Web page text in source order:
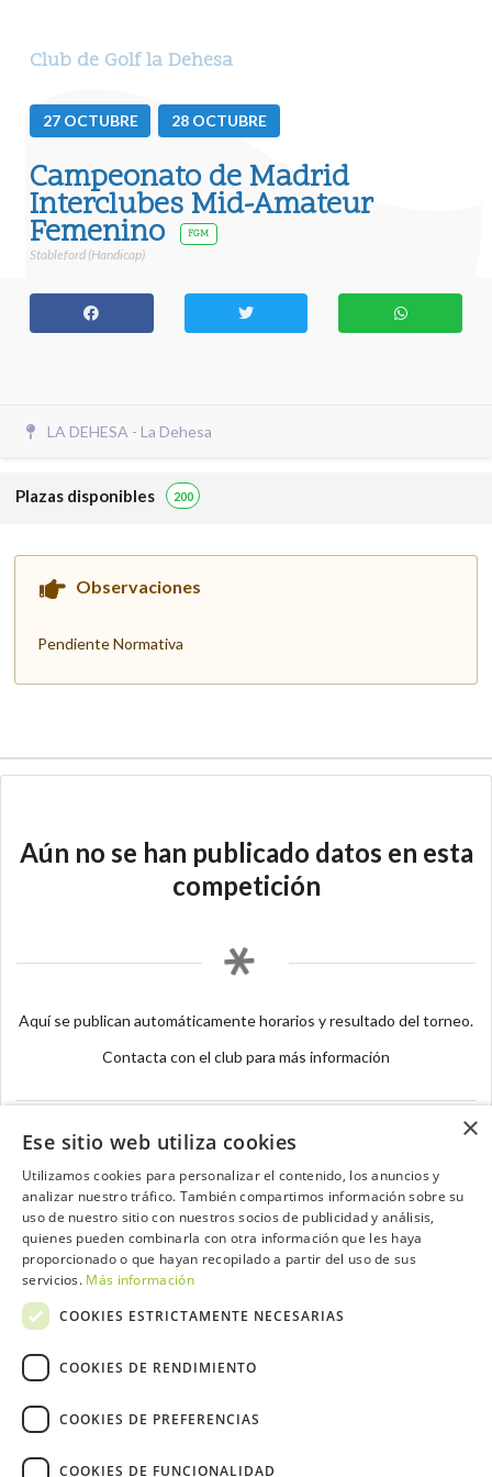
Club de Golf la Dehesa
27 OCTUBRE 28 OCTUBRE
Campeonato de Madrid
Interclubes Mid-Amateur
Femenino FGM
Stableford (Handicap)
LA DEHESA - La Dehesa
Plazas disponibles 200
Observaciones
Pendiente Normativa
Aún no se han publicado datos en esta
competición
Aquí se publican automáticamente horarios y resultado del torneo.
Contacta con el club para más información
Contacta con el equipo de NextCaddy
Opina Contacta
×
Ese sitio web utiliza cookies
Utilizamos cookies para personalizar el contenido, los anuncios y
analizar nuestro tráfico. También compartimos información sobre su
uso de nuestro sitio con nuestros socios de publicidad y análisis,
quienes pueden combinarla con otra información que les haya
proporcionado o que hayan recopilado a partir del uso de sus
servicios. Más información
COOKIES ESTRICTAMENTE NECESARIAS
COOKIES DE RENDIMIENTO
COOKIES DE PREFERENCIAS
COOKIES DE FUNCIONALIDAD